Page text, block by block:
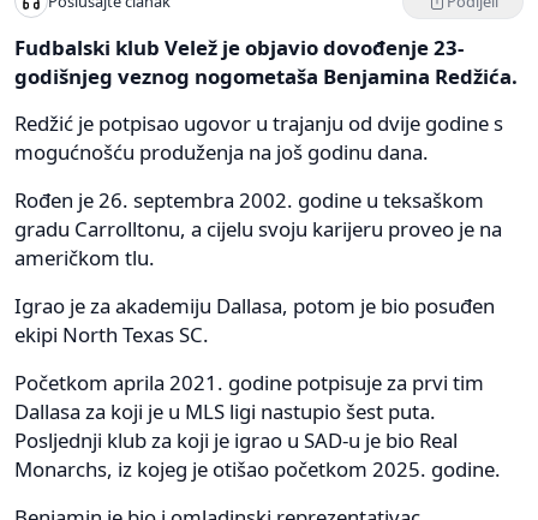
Fudbalski klub Velež je objavio dovođenje 23-
godišnjeg veznog nogometaša Benjamina Redžića.
Redžić je potpisao ugovor u trajanju od dvije godine s
mogućnošću produženja na još godinu dana.
Rođen je 26. septembra 2002. godine u teksaškom
gradu Carrolltonu, a cijelu svoju karijeru proveo je na
američkom tlu.
Igrao je za akademiju Dallasa, potom je bio posuđen
ekipi North Texas SC.
Početkom aprila 2021. godine potpisuje za prvi tim
Dallasa za koji je u MLS ligi nastupio šest puta.
Posljednji klub za koji je igrao u SAD-u je bio Real
Monarchs, iz kojeg je otišao početkom 2025. godine.